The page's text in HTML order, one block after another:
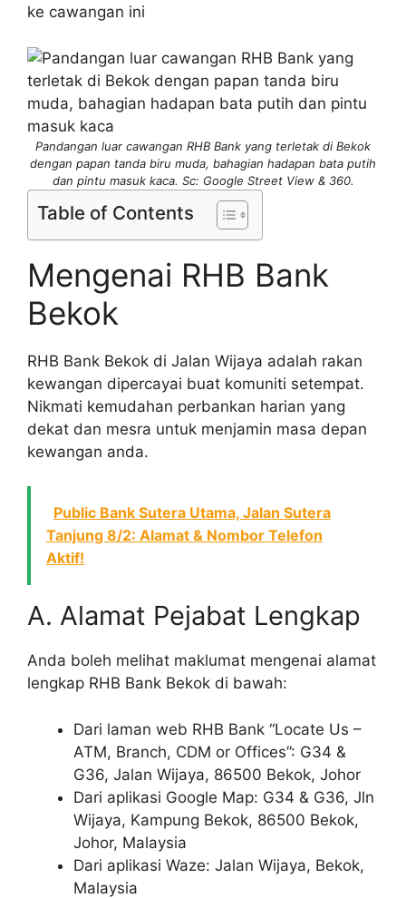
ke cawangan ini
Pandangan luar cawangan RHB Bank yang terletak di Bekok
dengan papan tanda biru muda, bahagian hadapan bata putih
dan pintu masuk kaca. Sc: Google Street View & 360.
Table of Contents
Mengenai RHB Bank
Bekok
RHB Bank Bekok di Jalan Wijaya adalah rakan
kewangan dipercayai buat komuniti setempat.
Nikmati kemudahan perbankan harian yang
dekat dan mesra untuk menjamin masa depan
kewangan anda.
Public Bank Sutera Utama, Jalan Sutera
Tanjung 8/2: Alamat & Nombor Telefon
Aktif!
A. Alamat Pejabat Lengkap
Anda boleh melihat maklumat mengenai alamat
lengkap RHB Bank Bekok di bawah:
Dari laman web RHB Bank “Locate Us –
ATM, Branch, CDM or Offices”: G34 &
G36, Jalan Wijaya, 86500 Bekok, Johor
Dari aplikasi Google Map: G34 & G36, Jln
Wijaya, Kampung Bekok, 86500 Bekok,
Johor, Malaysia
Dari aplikasi Waze: Jalan Wijaya, Bekok,
Malaysia